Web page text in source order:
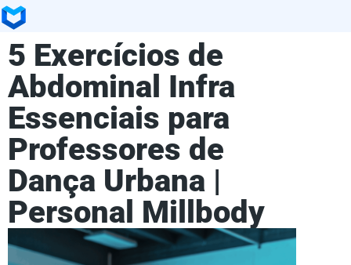
5 Exercícios de
Abdominal Infra
Essenciais para
Professores de
Dança Urbana |
Personal Millbody